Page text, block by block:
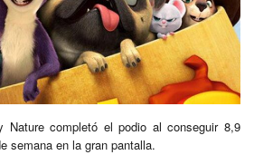
Nature completó el podio al conseguir 8,9
semana en la gran pantalla.